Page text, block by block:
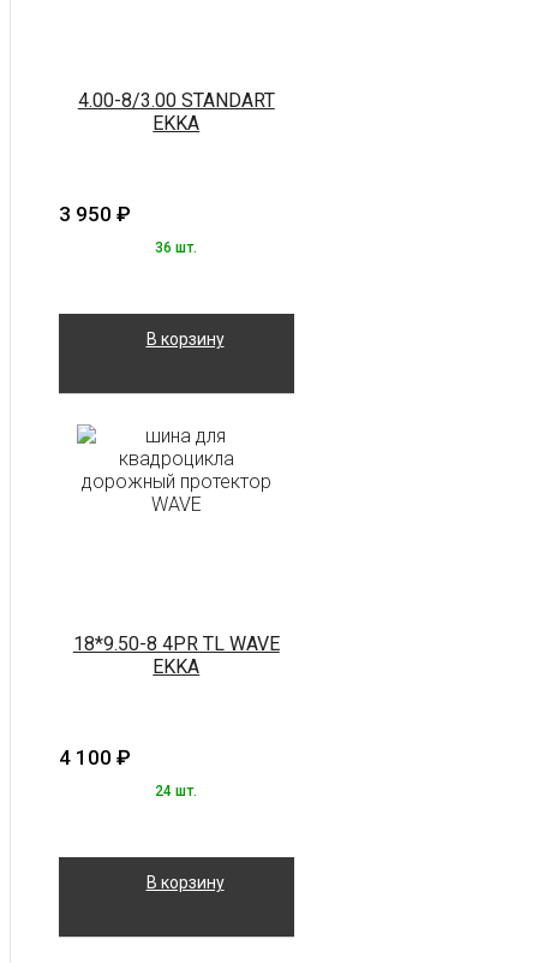
4.00-8/3.00 STANDART
EKKA
3 950 ₽
36 шт.
В корзину
18*9.50-8 4PR TL WAVE
EKKA
4 100 ₽
24 шт.
В корзину